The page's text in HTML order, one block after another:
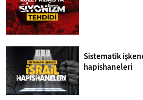
Sistematik
hapishaneleri